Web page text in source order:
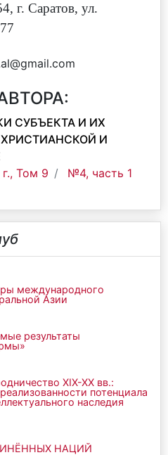
г. Саратов, ул.
СУБЪЕКТА И ИХ
И
Том 9
№4, часть 1
международного
Азии
результаты
ХIХ-ХХ вв.:
потенциала
наследия
НАЦИЙ